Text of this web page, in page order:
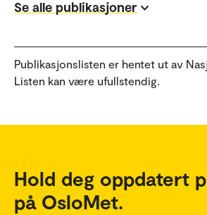
Se alle publikasjoner
Publikasjonslisten er hentet ut av
Listen kan være ufullstendig.
Hold deg oppdatert
på OsloMet.